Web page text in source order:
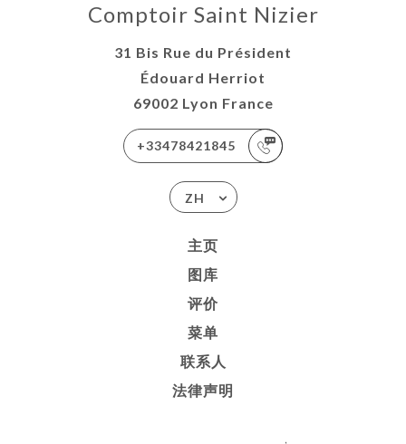
Comptoir Saint Nizier
31 Bis Rue du Président
Édouard Herriot
69002 Lyon France
+33478421845
ZH
主页
图库
评价
菜单
联系人
法律声明